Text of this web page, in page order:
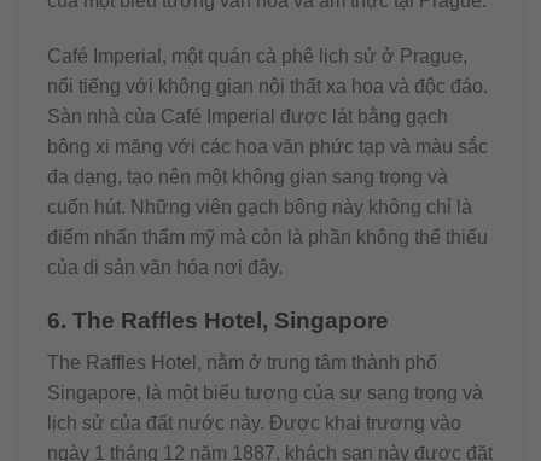
Café Imperial, một quán cà phê lịch sử ở Prague,
nổi tiếng với không gian nội thất xa hoa và độc đáo.
Sàn nhà của Café Imperial được lát bằng gạch
bông xi măng với các hoa văn phức tạp và màu sắc
đa dạng, tạo nên một không gian sang trọng và
cuốn hút. Những viên gạch bông này không chỉ là
điểm nhấn thẩm mỹ mà còn là phần không thể thiếu
của di sản văn hóa nơi đây.
6. The Raffles Hotel, Singapore
The Raffles Hotel, nằm ở trung tâm thành phố
Singapore, là một biểu tượng của sự sang trọng và
lịch sử của đất nước này. Được khai trương vào
ngày 1 tháng 12 năm 1887, khách sạn này được đặt